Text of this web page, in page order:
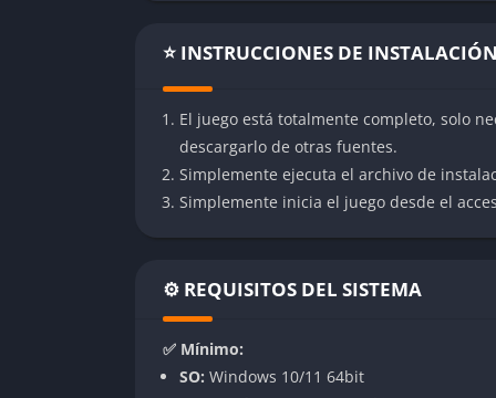
opciones, desde paisajes futuristas y obras
películas populares. Muchos de estos
movimiento del cursor o a la música del
al escritorio en un lienzo digital adaptable a
Wallpaper Engine incluye un editor
⭐ INSTRUCCIONES DE INSTALACIÓN
El juego está totalmente completo, solo
descargarlo de otras fuentes.
Simplemente ejecuta el archivo de
Simplemente inicia el juego desde el
⚙️ REQUISITOS DEL SISTEMA
✅ Mínimo:
SO: Windows 10/11 64bit